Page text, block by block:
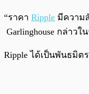
“ราคา Ripple มีความ
Garlinghouse กล่าวใ
Ripple ได้เป็นพันธมิ